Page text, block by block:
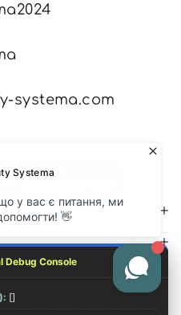
systema.com
захищені
Debug Console
[]